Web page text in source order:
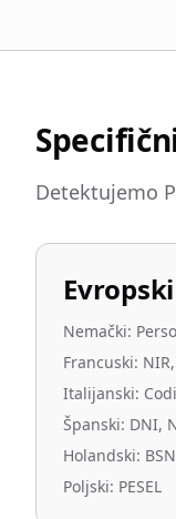
Detektujemo
Nemački:
Francuski:
Italijanski:
Španski: DNI,
Holandski: BSN
Poljski: PESEL